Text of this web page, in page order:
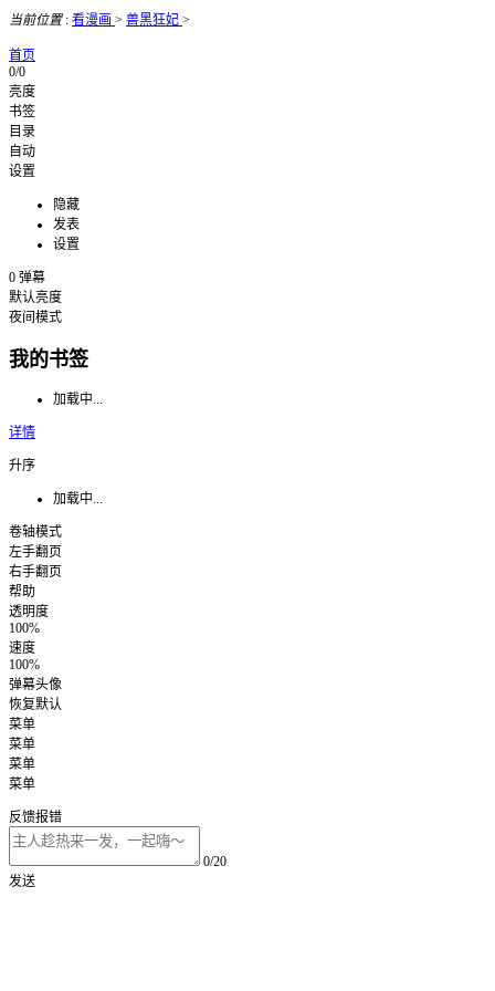
当前位置: 看漫画 > 兽黑狂妃 >
首页
0/0
亮度
书签
目录
自动
设置
隐藏
发表
设置
0 弹幕
默认亮度
夜间模式
我的书签
加载中...
详情
升序
加载中...
卷轴模式
左手翻页
右手翻页
帮助
透明度
100%
速度
100%
弹幕头像
恢复默认
菜单
菜单
菜单
菜单
反馈报错
0/20
发送